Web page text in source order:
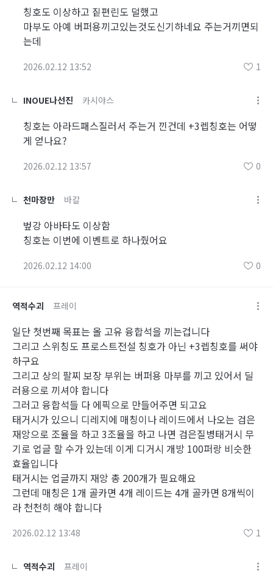
칭호도 이상하고 짙편린도 덜했고
마부도 아예 버퍼용끼고있는것도신기하네요 주는거끼면되
는데
2026.02.12 13:52 1
INOUE나선진 카시야스
칭호는 아라드패스질러서 주는거 낀건데 +3렙칭호는 어떻
게 얻나요?
2026.02.12 13:57 0
천마장만 바칼
벞강 아바타도 이상함
칭호는 이번에 이벤트로 하나줬어요
2026.02.12 14:00 0
역적수괴 프레이
일단 첫번째 목표는 올 고유 융합석을 끼는겁니다
그리고 스위칭도 프로스트전설 칭호가 아닌 +3렙칭호를 써야
하구요
그리고 상의 팔찌 보장 부위는 버퍼용 마부를 끼고 있어서 딜
러용으로 끼셔야 합니다
그러고 융합석들 다 에픽으로 만들어주면 되고요
태거시가 있으니 디레지에 매칭이나 레이드에서 나오는 검은
재앙으로 조율을 하고 3조율을 하고 나면 검은질병태거시 무
기로 업글 할 수가 있는데 이게 디거시 개방 100퍼랑 비슷한
효율입니다
태거시는 업글까지 재앙 총 200개가 필요해요
그런데 매칭은 1개 골카면 4개 레이드는 4개 골카면 8개씩이
라 천천히 해야 합니다
2026.02.12 13:48 1
역적수괴 프레이